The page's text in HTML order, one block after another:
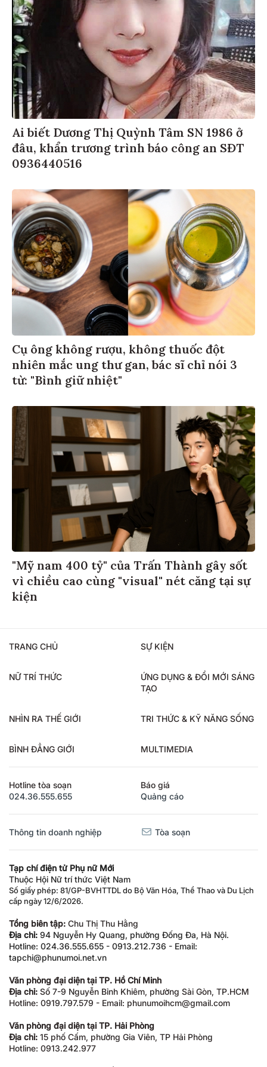
Ai biết Dương Thị Quỳnh Tâm SN 1986 ở
đâu, khẩn trương trình báo công an SĐT
0936440516
Cụ ông không rượu, không thuốc đột
nhiên mắc ung thư gan, bác sĩ chỉ nói 3
từ: "Bình giữ nhiệt"
"Mỹ nam 400 tỷ" của Trấn Thành gây sốt
vì chiều cao cùng "visual" nét căng tại sự
kiện
TRANG CHỦ SỰ KIỆN
NỮ TRÍ THỨC
ỨNG DỤNG & ĐỔI MỚI SÁNG
TẠO
NHÌN RA THẾ GIỚI TRI THỨC & KỸ NĂNG SỐNG
BÌNH ĐẲNG GIỚI MULTIMEDIA
Hotline tòa soạn
024.36.555.655
Báo giá
Quảng cáo
Thông tin doanh nghiệp Tòa soạn
Tạp chí điện tử Phụ nữ Mới
Thuộc Hội Nữ trí thức Việt Nam
Số giấy phép: 81/GP-BVHTTDL do Bộ Văn Hóa, Thể Thao và Du Lịch
cấp ngày 12/6/2026.
Tổng biên tập: Chu Thị Thu Hằng
Địa chỉ: 94 Nguyễn Hy Quang, phường Đống Đa, Hà Nội.
Hotline: 024.36.555.655 - 0913.212.736 - Email:
tapchi@phunumoi.net.vn
Văn phòng đại diện tại TP. Hồ Chí Minh
Địa chỉ: Số 7-9 Nguyễn Bỉnh Khiêm, phường Sài Gòn, TP.HCM
Hotline: 0919.797.579 - Email: phunumoihcm@gmail.com
Văn phòng đại diện tại TP. Hải Phòng
Địa chỉ: 15 phố Cấm, phường Gia Viên, TP Hải Phòng
Hotline: 0913.242.977